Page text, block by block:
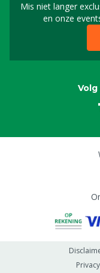
Mis niet langer
en onze